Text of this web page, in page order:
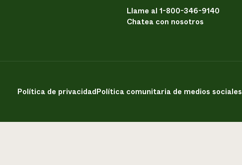
Llame al 1-800-346-9140
Chatea con nosotros
Política de privacidadPolítica comunitaria de medios sociales